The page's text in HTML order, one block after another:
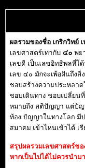
ผลรวมของชื่อ เกริกวิทย์
เลขศาสตร์เท่ากับ ๔๐ พย
เลขดี เป็นเลขอิทธิพลที่ไ
เลข ๔๐ มักจะเพ้อฝันถึง
ชอบสร้างความประหลา
ชอบเดินทาง ชอบเปลี่ย
หมายถึง สติปัญญา แต่ปัญ
ท้อง ปัญญาในทางโลก มี
สมาคม เข้าไหนเข้าได้ เ
สรุปผลรวมเลขศาสตร์ข
หากเป็นไปได้ไม่ควรนำม